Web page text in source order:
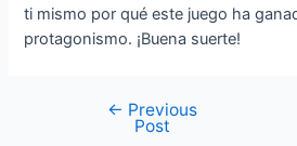
ti mismo por qué este juego ha
protagonismo. ¡Buena suerte!
← Previous
Post